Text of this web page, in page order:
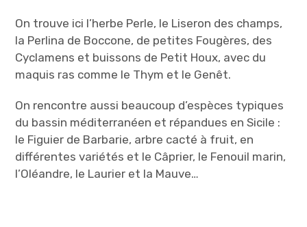
On trouve ici l’herbe Perle, le Liseron des champs,
la Perlina de Boccone, de petites Fougères, des
Cyclamens et buissons de Petit Houx, avec du
maquis ras comme le Thym et le Genêt.
On rencontre aussi beaucoup d’espèces typiques
du bassin méditerranéen et répandues en Sicile :
le Figuier de Barbarie, arbre cacté à fruit, en
différentes variétés et le Câprier, le Fenouil marin,
l’Oléandre, le Laurier et la Mauve…